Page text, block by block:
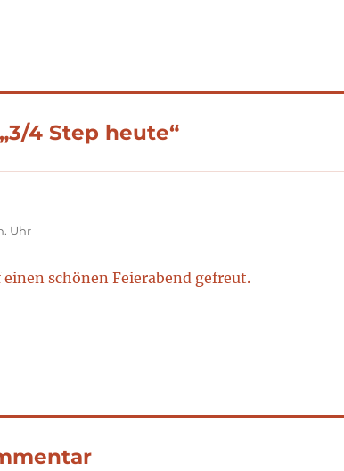
4 Step heute“
Uhr
schönen Feierabend gefreut.